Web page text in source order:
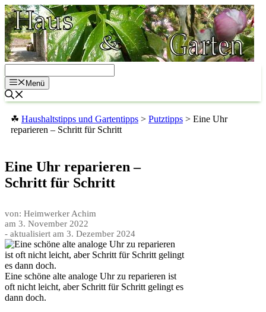
Zum
Inhalt
springen
Menü
☘ Haushaltstipps und Gartentipps > Putztipps > Eine Uhr
reparieren – Schritt für Schritt
Eine Uhr reparieren –
Schritt für Schritt
von: Heimwerker Achim
am 3. November 2022
- aktualisiert am 3. Dezember 2024
Eine schöne alte analoge Uhr zu reparieren ist
oft nicht leicht, aber Schritt für Schritt gelingt es
dann doch.